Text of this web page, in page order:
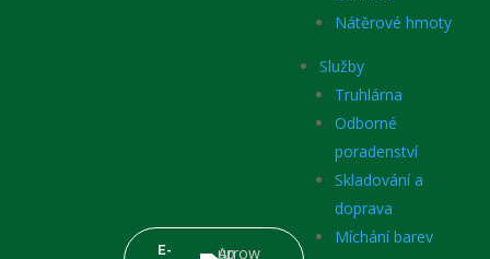
E-
Nátěrové hmoty
Služby
Truhlárna
Odborné
poradenství
Skladování a
doprava
Míchání barev